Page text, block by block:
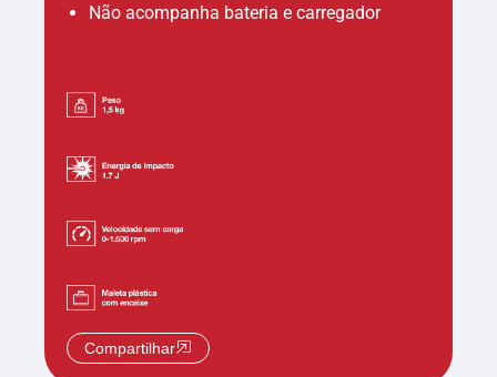
Não acompanha bateria e carregador
Compartilhar